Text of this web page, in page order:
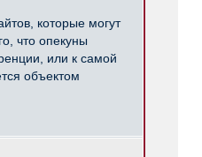
которые могут
что опекуны
или к самой
объектом